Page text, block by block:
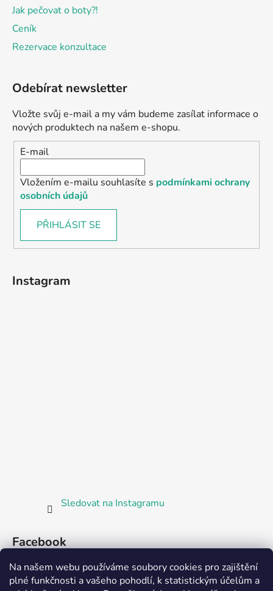
Na našem webu používáme soubory cookies pro zajištění
plné funkčnosti a vašeho pohodlí, k statistickým účelům a
Jak pečovat o boty?!
Ceník
Rezervace konzultace
Odebírat newsletter
Vložte svůj e-mail a my vám budeme zasílat informace o
nových produktech na našem e-shopu.
E-mail
Vložením e-mailu souhlasíte s podmínkami ochrany
osobních údajů
PŘIHLÁSIT SE
Instagram
Sledovat na Instagramu
Facebook